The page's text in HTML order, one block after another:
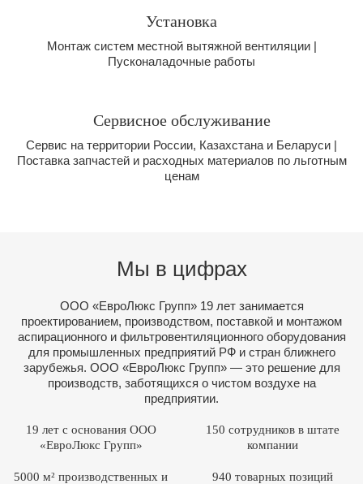
Установка
Монтаж систем местной вытяжной вентиляции |
Пусконаладочные работы
Сервисное обслуживание
Сервис на территории России, Казахстана и Беларуси |
Поставка запчастей и расходных материалов по льготным
ценам
Мы в цифрах
ООО «ЕвроЛюкс Групп» 19 лет занимается
проектированием, производством, поставкой и монтажом
аспирационного и фильтровентиляционного оборудования
для промышленных предприятий РФ и стран ближнего
зарубежья. ООО «ЕвроЛюкс Групп» — это решение для
производств, заботящихся о чистом воздухе на
предприятии.
19 лет с основания ООО
«ЕвроЛюкс Групп»
150 сотрудников в штате
компании
5000 м² производственных и
940 товарных позиций